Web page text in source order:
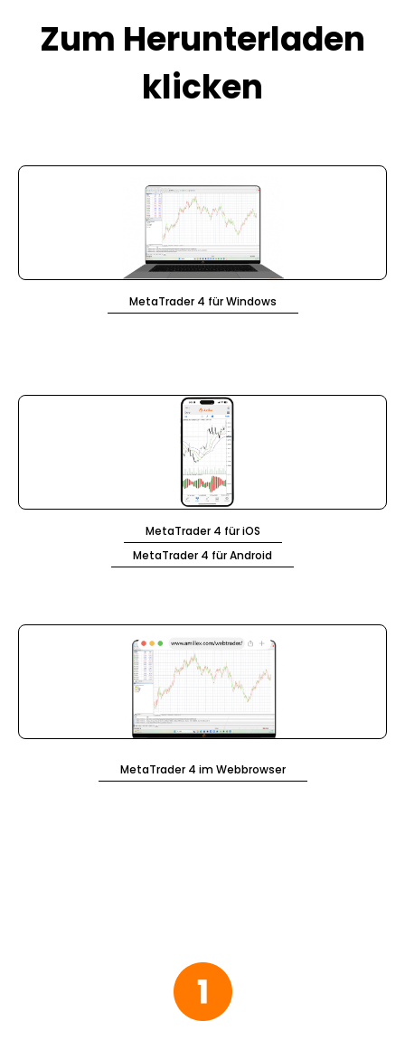
Zum Herunterladen
klicken
MetaTrader 4 für Windows
MetaTrader 4 für iOS
MetaTrader 4 für Android
MetaTrader 4 im Webbrowser